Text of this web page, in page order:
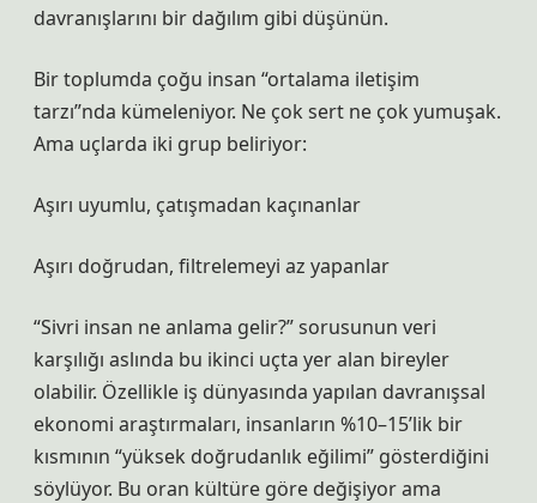
davranışlarını bir dağılım gibi düşünün.
Bir toplumda çoğu insan “ortalama iletişim
tarzı”nda kümeleniyor. Ne çok sert ne çok yumuşak.
Ama uçlarda iki grup beliriyor:
Aşırı uyumlu, çatışmadan kaçınanlar
Aşırı doğrudan, filtrelemeyi az yapanlar
“Sivri insan ne anlama gelir?” sorusunun veri
karşılığı aslında bu ikinci uçta yer alan bireyler
olabilir. Özellikle iş dünyasında yapılan davranışsal
ekonomi araştırmaları, insanların %10–15’lik bir
kısmının “yüksek doğrudanlık eğilimi” gösterdiğini
söylüyor. Bu oran kültüre göre değişiyor ama